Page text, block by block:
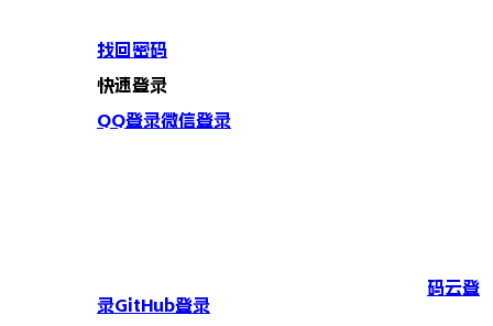
找回密码
快速登录
QQ登录微信登录
码云登
录GitHub登录